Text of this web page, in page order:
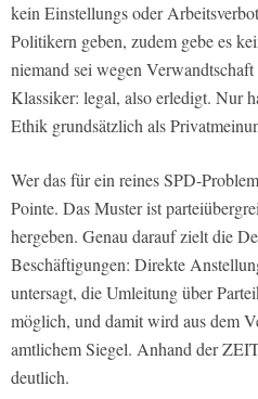
kein Einstellungs oder
Politikern geben, zudem gebe es
niemand sei wegen
Klassiker: legal, also erledigt. Nur
Ethik grundsätzlich als
Wer das für ein reines SPD-
Pointe. Das Muster ist
hergeben. Genau darauf zielt die
Beschäftigungen: Direkte
untersagt, die Umleitung über
möglich, und damit wird aus dem
amtlichem Siegel. Anhand der
deutlich.